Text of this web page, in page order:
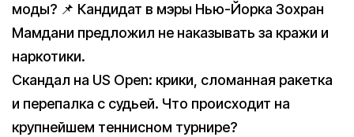
моды? 📌 Кандидат в мэры Нью-Йорка Зохран
Мамдани предложил не наказывать за кражи и
наркотики.
Скандал на US Open: крики, сломанная ракетка
и перепалка с судьей. Что происходит на
крупнейшем теннисном турнире?